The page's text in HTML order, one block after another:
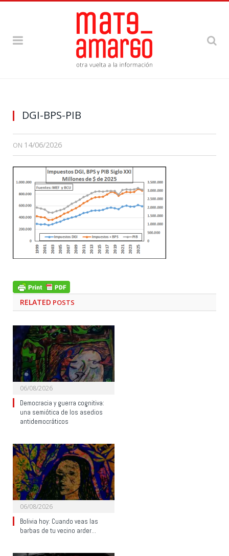
DGI-BPS-PIB
ON 14/06/2026
RELATED POSTS
06/08/2026
Democracia y guerra cognitiva:
una semiótica de los asedios
antidemocráticos
06/08/2026
Bolivia hoy: Cuando veas las
barbas de tu vecino arder…